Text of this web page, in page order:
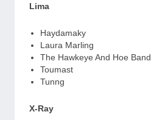
Lima
Haydamaky
Laura Marling
The Hawkeye And Hoe Band
Toumast
Tunng
X-Ray